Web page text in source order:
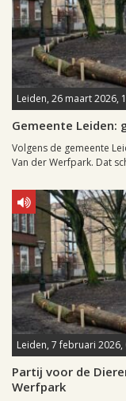
Leiden, 26 maart 2026,
Gemeente Leiden:
Volgens de gemeente
Van der Werfpark. Dat
Leiden, 7 februari 2026,
Partij voor de
Werfpark